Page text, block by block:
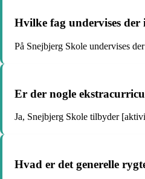
Hvilke fag undervises der
På Snejbjerg Skole undervises
Er der nogle
Ja, Snejbjerg Skole tilbyder
Hvad er det generelle